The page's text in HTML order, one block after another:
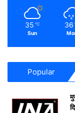
35 ℃
Sun
36
Popular